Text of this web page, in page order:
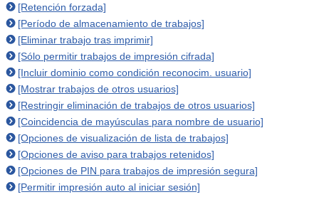
[Retención forzada]
[Período de almacenamiento de trabajos]
[Eliminar trabajo tras imprimir]
[Sólo permitir trabajos de impresión cifrada]
[Incluir dominio como condición reconocim. usuario]
[Mostrar trabajos de otros usuarios]
[Restringir eliminación de trabajos de otros usuarios]
[Coincidencia de mayúsculas para nombre de usuario]
[Opciones de visualización de lista de trabajos]
[Opciones de aviso para trabajos retenidos]
[Opciones de PIN para trabajos de impresión segura]
[Permitir impresión auto al iniciar sesión]